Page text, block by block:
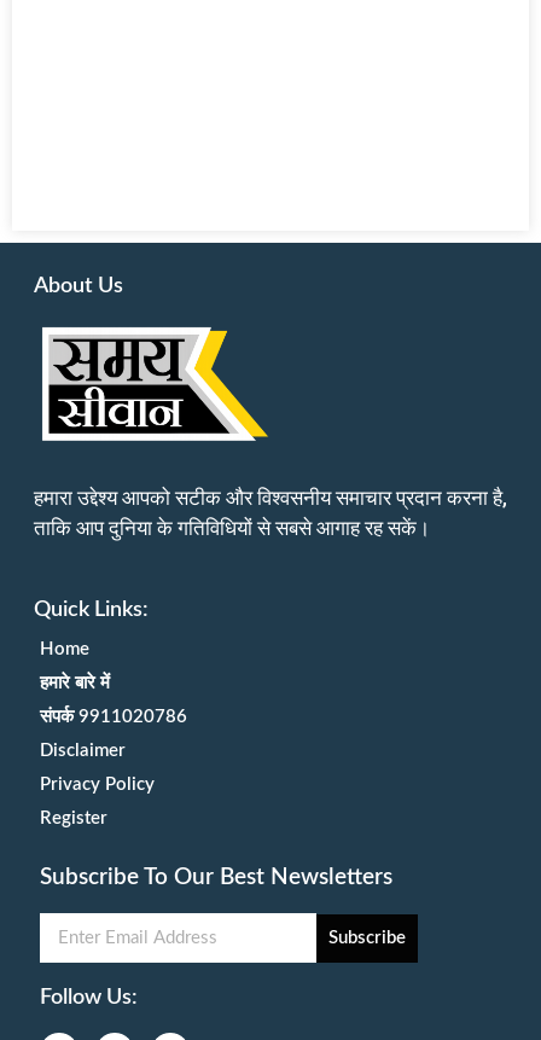
About Us
हमारा उद्देश्य आपको सटीक और विश्वसनीय समाचार प्रदान करना है,
ताकि आप दुनिया के गतिविधियों से सबसे आगाह रह सकें।
Quick Links:
Home
हमारे बारे में
संपर्क 9911020786
Disclaimer
Privacy Policy
Register
Subscribe To Our Best Newsletters
Subscribe
Follow Us: